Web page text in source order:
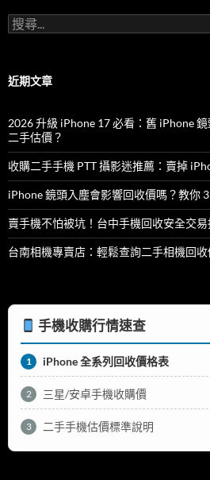
搜
尋
字:
近期文章
2026 升級 iPhone 17 必看：舊 iPhone
二手估價？
收購二手手機 PTT 攝影迷推薦：賣掉
iPhone 鏡頭入塵會影響回收價嗎？教你
賣手機不怕被坑！台中手機回收安全交易
台南相機專賣店：輕鬆查詢二手相機回
手機收購行情速查
1 iPhone 全系列回收價格表
2 三星/安卓手機收購價
3 二手手機估價標準說明